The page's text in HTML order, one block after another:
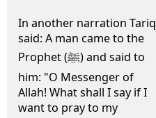
In another narration Tariq
said: A man came to the
Prophet (ﷺ) and said to
him: "O Messenger of
Allah! What shall I say if I
want to pray to my